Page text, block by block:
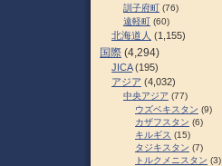
訓子府町 (76)
遠軽町 (60)
北海道人 (1,155)
国際 (4,294)
JICA(195)
アジア (4,032)
中央アジア (77)
ウズベキスタン (9)
カザフスタン (6)
キルギス (15)
タジキスタン (7)
トルクメニスタン (3)